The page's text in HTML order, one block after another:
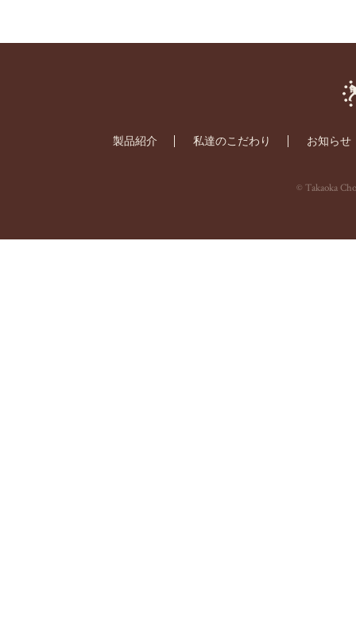
製品紹介 私達のこだわり お知らせ
© Takaoka